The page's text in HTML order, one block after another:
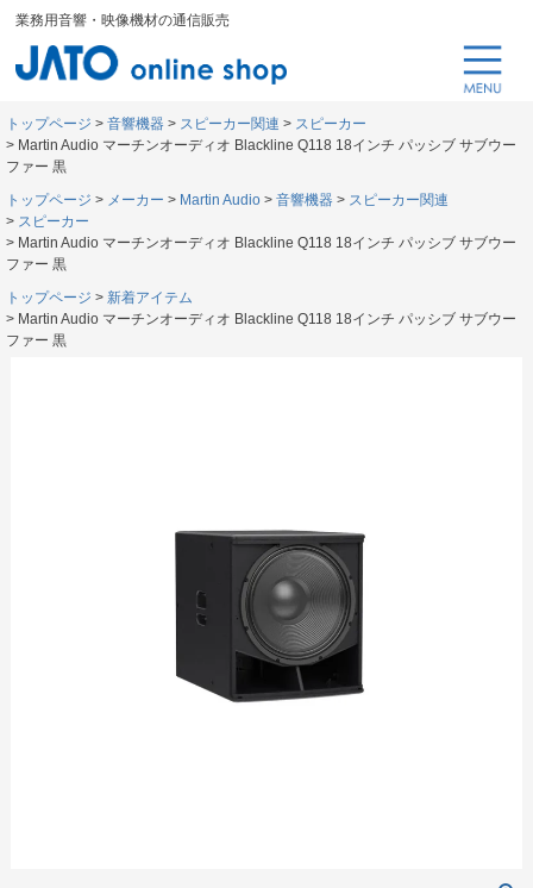
業務用音響・映像機材の通信販売
トップページ 音響機器 スピーカー関連
スピーカー
Martin Audio マーチンオーディオ Blackline Q118 18インチ パッシブ サブウー
ファー 黒
トップページ
メーカー Martin Audio 音響機器
スピーカー関連
スピーカー
Martin Audio マーチンオーディオ Blackline Q118 18インチ パッシブ サブウー
ファー 黒
トップページ
新着アイテム
Martin Audio マーチンオーディオ Blackline Q118 18インチ パッシブ サブウー
ファー 黒